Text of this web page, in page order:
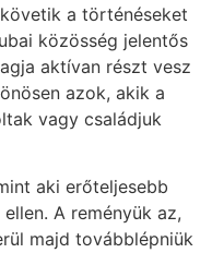
a történéseket
közösség jelentős
aktívan részt vesz
azok, akik a
vagy családjuk
aki erőteljesebb
A reményük az,
majd továbblépniük